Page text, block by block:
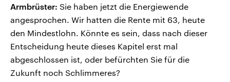
Armbrüster: Sie haben jetzt die Energiewende
angesprochen. Wir hatten die Rente mit 63, heute
den Mindestlohn. Könnte es sein, dass nach dieser
Entscheidung heute dieses Kapitel erst mal
abgeschlossen ist, oder befürchten Sie für die
Zukunft noch Schlimmeres?